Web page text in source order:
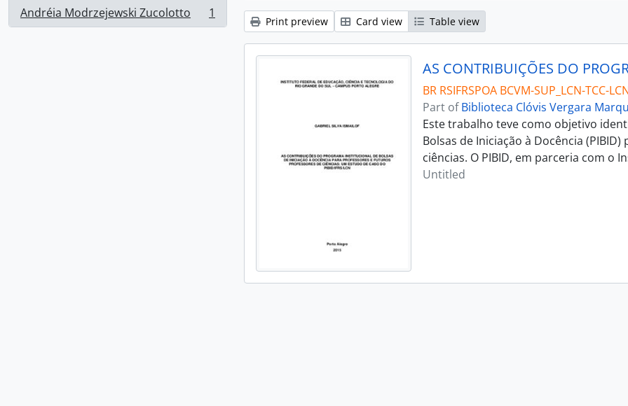
Andréia Modrzejewski Zucolotto
, 1 results 1
Print preview Card view Table view
BR RSIFRSPOA BCVM-SUP_LCN-TCC-
Part ofBiblioteca Clóvis Vergara
Este trabalho teve como objetivo
Bolsas de Iniciação à Docência
ciências. O PIBID, em parceria com o
Untitled